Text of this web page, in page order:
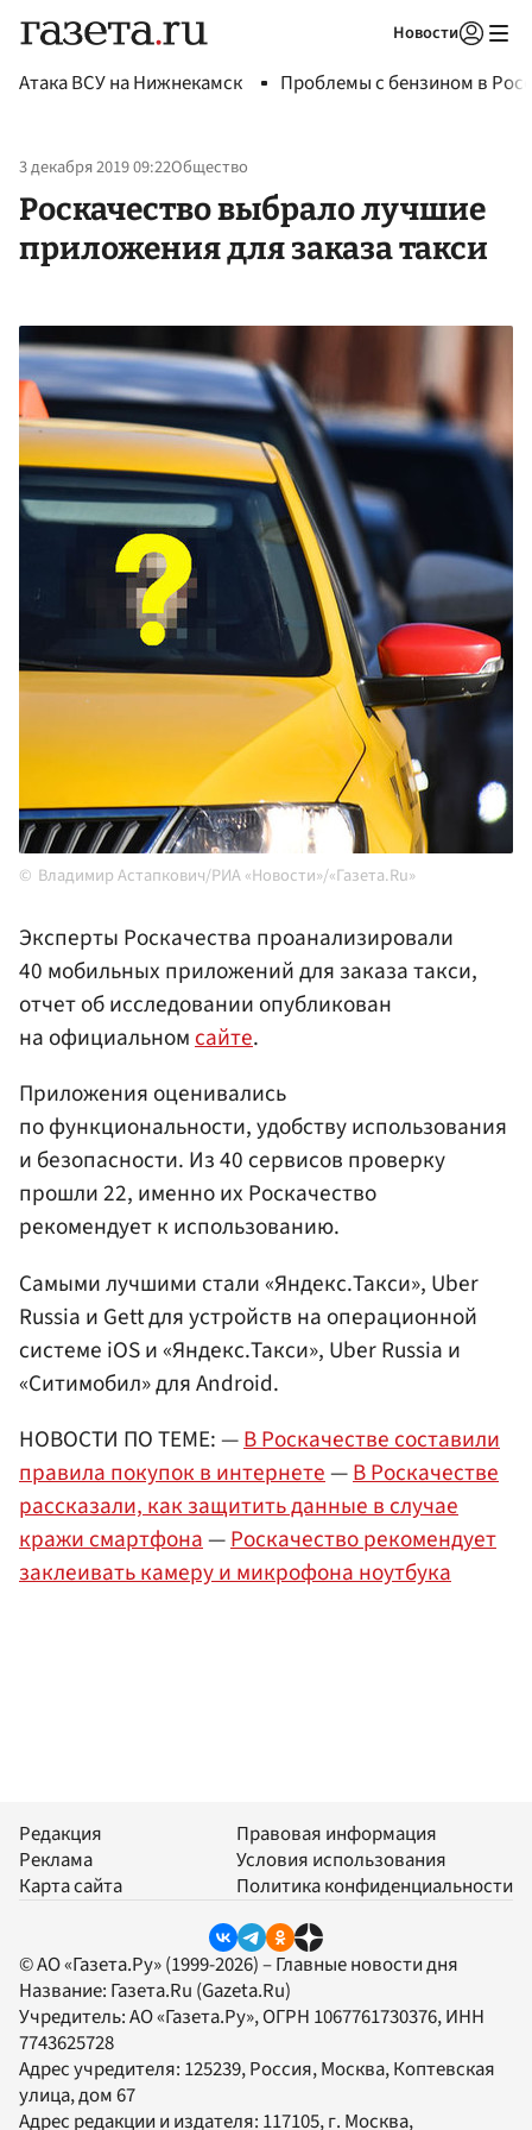
Новости
Атака ВСУ на Нижнекамск Проблемы с бензином в
3 декабря 2019 09:22Общество
Роскачество выбрало лучшие
приложения для заказа такси
Владимир Астапкович/РИА «Новости»/«Газета.Ru»
Эксперты Роскачества проанализировали
40 мобильных приложений для заказа такси,
отчет об исследовании опубликован
на официальномсайте.
Приложения оценивались
по функциональности, удобству использования
и безопасности. Из 40 сервисов проверку
прошли 22, именно их Роскачество
рекомендует к использованию.
Самыми лучшими стали «Яндекс.Такси», Uber
Russia и Gett для устройств на операционной
системе iOS и «Яндекс.Такси», Uber Russia и
«Ситимобил» для Android.
НОВОСТИ ПО ТЕМЕ: —В Роскачестве составили
правила покупок в интернете—В Роскачестве
рассказали, как защитить данные в случае
кражи смартфона—Роскачество рекомендует
заклеивать камеру и микрофона ноутбука
Редакция
Реклама
Карта сайта
Правовая информация
Условия использования
Политика конфиденциальности
© АО «Газета.Ру» (1999-2026) – Главные новости дня
Название: Газета.Ru (Gazeta.Ru)
Учредитель:АО «Газета.Ру», ОГРН 1067761730376, ИНН
7743625728
Адрес учредителя: 125239, Россия, Москва, Коптевская
улица, дом 67
Адрес редакции и издателя: 117105, г. Москва,